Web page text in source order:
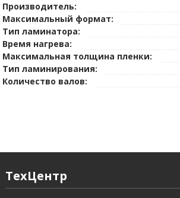
Производитель:
Максимальный формат:
Тип ламинатора:
Время нагрева:
Максимальная толщина пленки:
Тип ламинирования:
Количество валов:
ТехЦентр